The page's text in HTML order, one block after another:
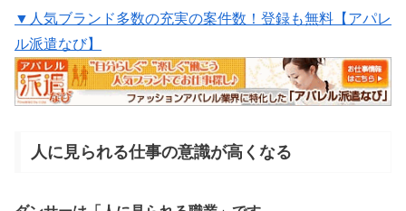
▼人気ブランド多数の充実の案件数！登録も無料【アパレ
ル派遣なび】
人に見られる仕事の意識が高くなる